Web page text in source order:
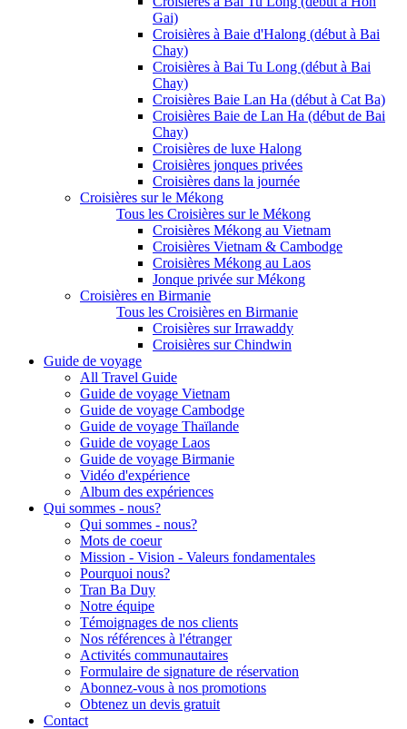
Gai)
Croisières à Baie d'Halong (début à Bai
Chay)
Croisières à Bai Tu Long (début à Bai
Chay)
Croisières Baie Lan Ha (début à Cat Ba)
Croisières Baie de Lan Ha (début de Bai
Chay)
Croisières de luxe Halong
Croisières jonques privées
Croisières dans la journée
Croisières sur le Mékong
Tous les Croisières sur le Mékong
Croisières Mékong au Vietnam
Croisières Vietnam & Cambodge
Croisières Mékong au Laos
Jonque privée sur Mékong
Croisières en Birmanie
Tous les Croisières en Birmanie
Croisières sur Irrawaddy
Croisières sur Chindwin
Guide de voyage
All Travel Guide
Guide de voyage Vietnam
Guide de voyage Cambodge
Guide de voyage Thaïlande
Guide de voyage Laos
Guide de voyage Birmanie
Vidéo d'expérience
Album des expériences
Qui sommes - nous?
Qui sommes - nous?
Mots de coeur
Mission - Vision - Valeurs fondamentales
Pourquoi nous?
Tran Ba Duy
Notre équipe
Témoignages de nos clients
Nos références à l'étranger
Activités communautaires
Formulaire de signature de réservation
Abonnez-vous à nos promotions
Obtenez un devis gratuit
Contact